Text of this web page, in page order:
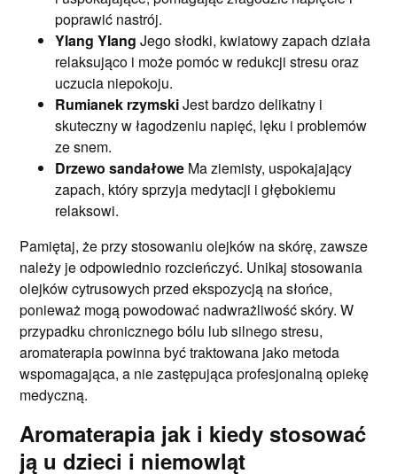
poprawić nastrój.
Ylang Ylang Jego słodki, kwiatowy zapach działa
relaksująco i może pomóc w redukcji stresu oraz
uczucia niepokoju.
Rumianek rzymskiJest bardzo delikatny i
skuteczny w łagodzeniu napięć, lęku i problemów
ze snem.
Drzewo sandałowe Ma ziemisty, uspokajający
zapach, który sprzyja medytacji i głębokiemu
relaksowi.
Pamiętaj, że przy stosowaniu olejków na skórę, zawsze
należy je odpowiednio rozcieńczyć. Unikaj stosowania
olejków cytrusowych przed ekspozycją na słońce,
ponieważ mogą powodować nadwrażliwość skóry. W
przypadku chronicznego bólu lub silnego stresu,
aromaterapia powinna być traktowana jako metoda
wspomagająca, a nie zastępująca profesjonalną opiekę
medyczną.
Aromaterapia jak i kiedy stosować
ją u dzieci i niemowląt